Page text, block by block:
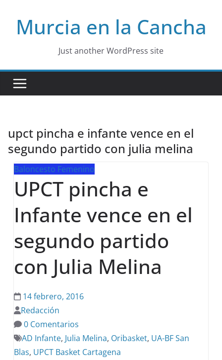
contentMurcia en la Cancha
Just another WordPress site
upct pincha e infante vence en el
segundo partido con julia melina
Baloncesto Femenino
UPCT pincha e
Infante vence en el
segundo partido
con Julia Melina
14 febrero, 2016
Redacción
0 Comentarios
AD Infante, Julia Melina, Oribasket, UA-BF San
Blas, UPCT Basket Cartagena